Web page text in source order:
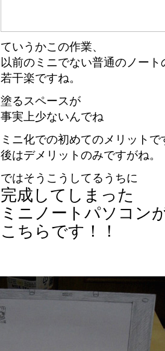
ていうかこの作業、
以前のミニでない普通のノー
若干楽ですね。
塗るスペースが
事実上少ないんでね
ミニ化での初めてのメリットで
後はデメリットのみですがね。
ではそうこうしてるうちに
完成してしまった
ミニノートパソコン
こちらです！！